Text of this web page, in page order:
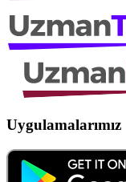
Uygulamalarımız